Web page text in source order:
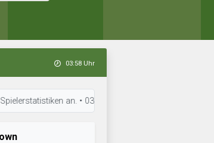
03:58 Uhr
an. • 03:25 Uhr: Eiði Deiggj Víkingur trainiert